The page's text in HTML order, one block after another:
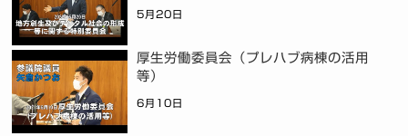
5月20日
厚生労働委員会（プレハブ病棟の活用
等）
6月10日